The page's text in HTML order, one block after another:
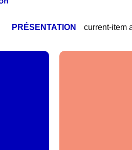
PRÉSENTATION current-item